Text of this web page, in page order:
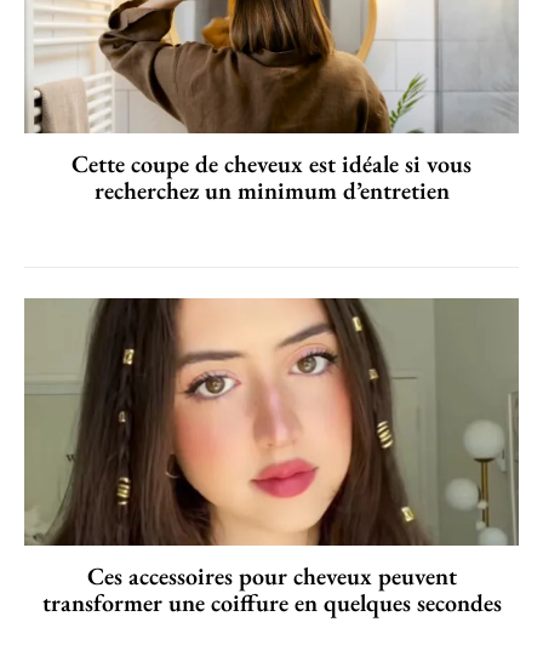
Cette coupe de cheveux est idéale si vous
recherchez un minimum d’entretien
Ces accessoires pour cheveux peuvent
transformer une coiffure en quelques secondes